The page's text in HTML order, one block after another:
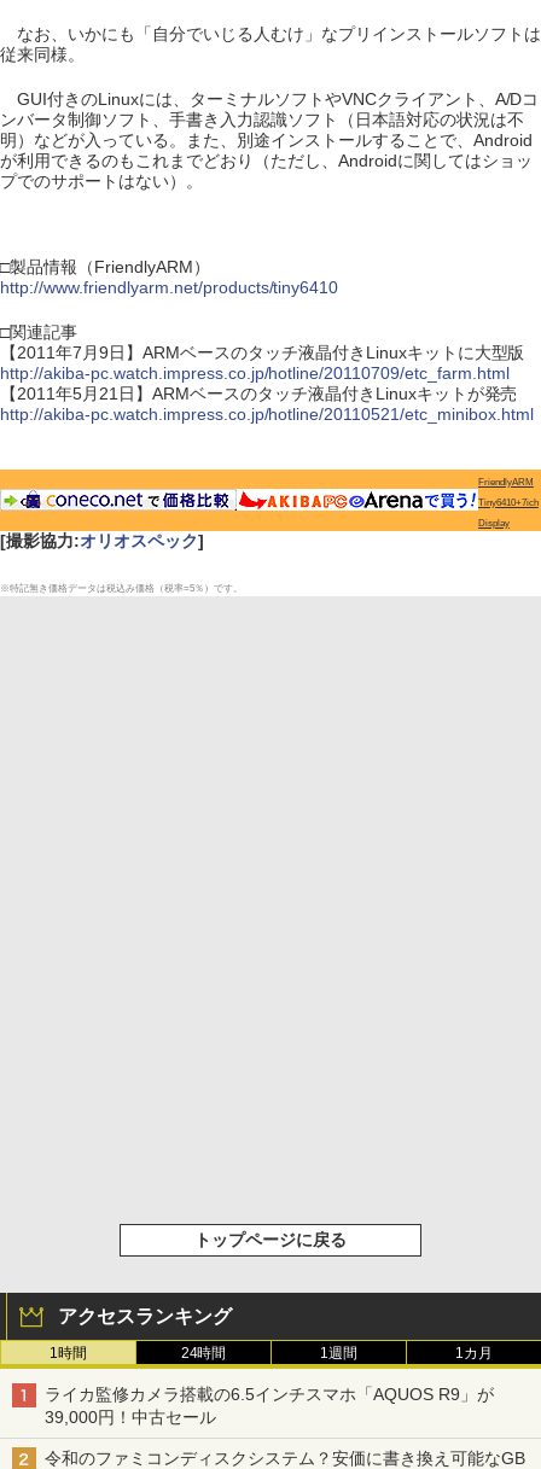
なお、いかにも「自分でいじる人むけ」なプリインストールソフトは
従来同様。
GUI付きのLinuxには、ターミナルソフトやVNCクライアント、A/Dコ
ンバータ制御ソフト、手書き入力認識ソフト（日本語対応の状況は不
明）などが入っている。また、別途インストールすることで、Android
が利用できるのもこれまでどおり（ただし、Androidに関してはショッ
プでのサポートはない）。
□製品情報（FriendlyARM）
http://www.friendlyarm.net/products/tiny6410
□関連記事
【2011年7月9日】ARMベースのタッチ液晶付きLinuxキットに大型版
http://akiba-pc.watch.impress.co.jp/hotline/20110709/etc_farm.html
【2011年5月21日】ARMベースのタッチ液晶付きLinuxキットが発売
http://akiba-pc.watch.impress.co.jp/hotline/20110521/etc_minibox.html
FriendlyARM
Tiny6410+7ich
Display
[撮影協力:オリオスペック]
※特記無き価格データは税込み価格（税率=5％）です。
トップページに戻る
アクセスランキング
1時間 24時間 1週間 1カ月
ライカ監修カメラ搭載の6.5インチスマホ「AQUOS R9」が
39,000円！中古セール
令和のファミコンディスクシステム？安価に書き換え可能なGB